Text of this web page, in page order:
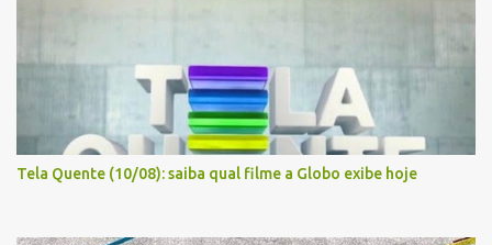
Tela Quente (10/08): saiba qual filme a Globo exibe hoje